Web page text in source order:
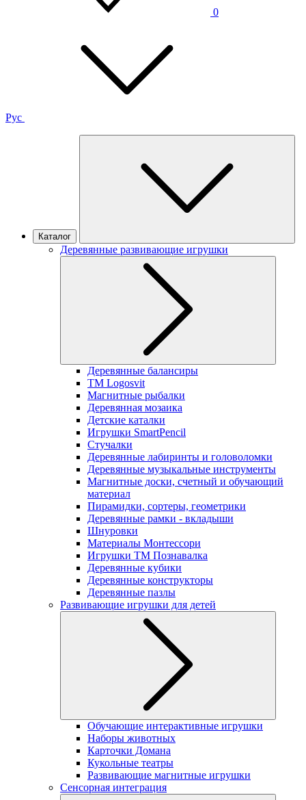
0
Рус
Каталог
Деревянные развивающие игрушки
Деревянные балансиры
TM Logosvit
Магнитные рыбалки
Деревянная мозаика
Детские каталки
Игрушки SmartPencil
Стучалки
Деревянные лабиринты и головоломки
Деревянные музыкальные инструменты
Магнитные доски, счетный и обучающий
материал
Пирамидки, сортеры, геометрики
Деревянные рамки - вкладыши
Шнуровки
Материалы Монтессори
Игрушки ТМ Познавалка
Деревянные кубики
Деревянные конструкторы
Деревянные пазлы
Развивающие игрушки для детей
Обучающие интерактивные игрушки
Наборы животных
Карточки Домана
Кукольные театры
Развивающие магнитные игрушки
Сенсорная интеграция